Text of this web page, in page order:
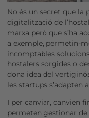
No és un secret que la
digitalització de
marxa però que s’ha
a exemple, permetin-
incomptables
hostalers sorgides o
dona idea del
les startups s’adapten
I per canviar, canvien
permeten gestionar